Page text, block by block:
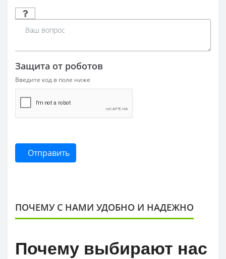
Защита от роботов
Введите код в поле ниже
Отправить
ПОЧЕМУ С НАМИ УДОБНО И НАДЕЖНО
Почему выбирают нас